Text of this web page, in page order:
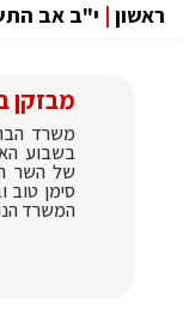
ראשון | י"ב אב
מבזקן
משרד
בשבוע
של השר
סימן טוב
המשרד